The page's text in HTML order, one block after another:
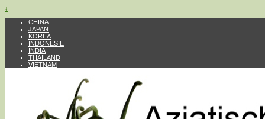
↓
CHINA
JAPAN
KOREA
INDONESIË
INDIA
THAILAND
VIETNAM